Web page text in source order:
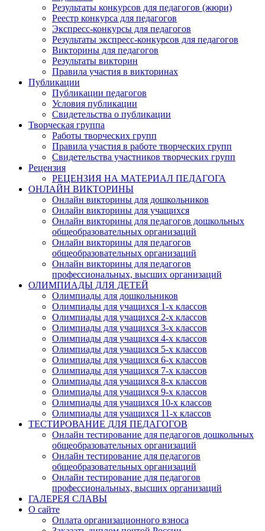
Результаты конкурсов для педагогов (жюри)
Реестр конкурса для педагогов
Экспресс-конкурсы для педагогов
Результаты экспресс-конкурсов для педагогов
Викторины для педагогов
Результаты викторин
Правила участия в викторинах
Публикации
Публикации педагогов
Условия публикации
Свидетельства о публикации
Творческая группа
Работы творческих групп
Правила участия в работе творческих групп
Свидетельства участников творческих групп
Рецензия
РЕЦЕНЗИЯ НА МАТЕРИАЛ ПЕДАГОГА
ОНЛАЙН ВИКТОРИНЫ
Онлайн викторины для дошкольников
Онлайн викторины для учащихся
Онлайн викторины для педагогов дошкольных
общеобразовательных организаций
Онлайн викторины для педагогов
общеобразовательных организаций
Онлайн викторины для педагогов
профессиональных, высших организаций
ОЛИМПИАДЫ ДЛЯ ДЕТЕЙ
Олимпиады для дошкольников
Олимпиады для учащихся 1-х классов
Олимпиады для учащихся 2-х классов
Олимпиады для учащихся 3-х классов
Олимпиады для учащихся 4-х классов
Олимпиады для учащихся 5-х классов
Олимпиады для учащихся 6-х классов
Олимпиады для учащихся 7-х классов
Олимпиады для учащихся 8-х классов
Олимпиады для учащихся 9-х классов
Олимпиады для учащихся 10-х классов
Олимпиады для учащихся 11-х классов
ТЕСТИРОВАНИЕ ДЛЯ ПЕДАГОГОВ
Онлайн тестирование для педагогов дошкольных
общеобразовательных организаций
Онлайн тестирование для педагогов
общеобразовательных организаций
Онлайн тестирование для педагогов
профессиональных, высших организаций
ГАЛЕРЕЯ СЛАВЫ
О сайте
Оплата организационного взноса